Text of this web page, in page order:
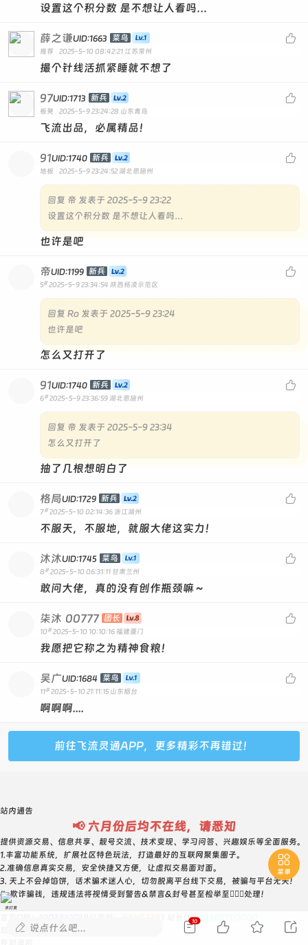
设置这个积分数 是不想让人看吗…

薛之谦UID:1663 菜鸟
推荐 2025-5-10 08:42:21 江苏常州
撮个针线活抓紧睡就不想了

97UID:1713 新兵
板凳 2025-5-9 23:24:28 山东青岛
飞流出品，必属精品！

91UID:1740 新兵
地板 2025-5-9 23:24:52 湖北恩施州
回复 帝 发表于 2025-5-9 23:22
设置这个积分数 是不想让人看吗…
也许是吧

帝UID:1199 新兵
5# 2025-5-9 23:34:54 陕西杨凌示范区
回复 Ro 发表于 2025-5-9 23:24
也许是吧
怎么又打开了

91UID:1740 新兵
6# 2025-5-9 23:36:59 湖北恩施州
回复 帝 发表于 2025-5-9 23:34
怎么又打开了
抽了几根想明白了

格局UID:1729 新兵
7# 2025-5-10 02:14:36 浙江湖州
不服天，不服地，就服大佬这实力！

沐沐UID:1745 菜鸟
8 # 2025-5-10 06:31:11 甘肃兰州
敢问大佬，真的没有创作瓶颈嘛～

柒沐 00777 团长
10 # 2025-5-10 10:10:16 福建厦门
我愿把它称之为精神食粮！

吴广UID:1684 菜鸟
11# 2025-5-10 21:11:15 山东烟台
啊啊啊....
前往飞流灵通APP，更多精彩不再错过！

菜单
 说点什么吧... 
10   
站内通告
📢 六月份后均不在线，请悉知
提供资源交易、信息共享、靓号交流、技术变现、学习问答、兴趣娱乐等全面服务。
1.丰富功能系统，扩展社区特色玩法，打造最好的互联网聚集圈子。
2.准确信息真实交易，安全快捷又方便，让虚拟交易面对面。
3. 天上不会掉馅饼，话术骗术迷人心，切勿脱离平台线下交易，被骗与平台无关！
4. 欺诈骗钱，违规违法将视情受到警告&禁言&封号甚至检举至👮🏻‍♀️处理！
站长QQ：
取消
求打赏